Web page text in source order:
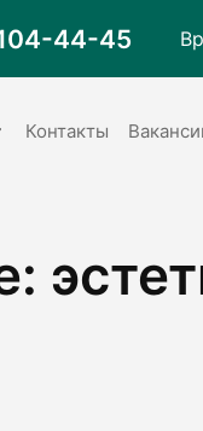
44-45
Контакты